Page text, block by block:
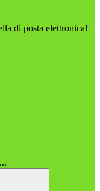
di posta elettronica!